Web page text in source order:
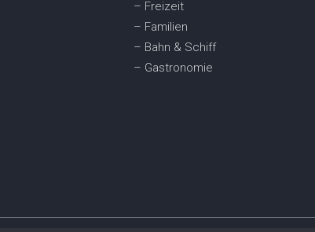
– Freizeit
– Familien
– Bahn & Schiff
– Gastronomie